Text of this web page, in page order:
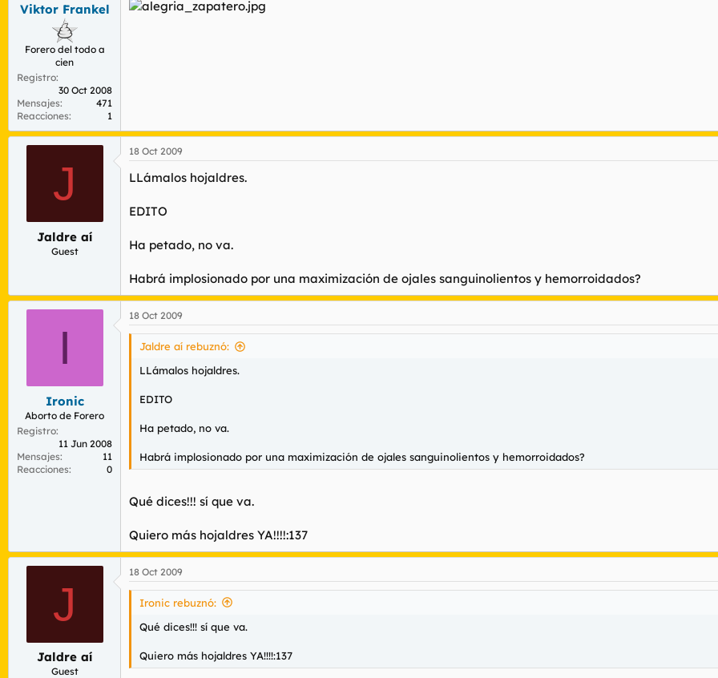
Viktor Frankel
Forero del todo a
cien
Registro
30 Oct 2008
Mensajes
471
Reacciones
1
J
Jaldre aí
Guest
18 Oct 2009
LLámalos hojaldres.
EDITO
Ha petado, no va.
Habrá implosionado por una maximización de ojales sanguinolientos y hemorroidados?
I
Ironic
Aborto de Forero
Registro
11 Jun 2008
Mensajes
11
Reacciones
0
18 Oct 2009
Jaldre aí rebuznó:
LLámalos hojaldres.
EDITO
Ha petado, no va.
Habrá implosionado por una maximización de ojales sanguinolientos y hemorroidados?
Qué dices!!! sí que va.
Quiero más hojaldres YA!!!!:137
J
Jaldre aí
Guest
18 Oct 2009
Ironic rebuznó:
Qué dices!!! sí que va.
Quiero más hojaldres YA!!!!:137